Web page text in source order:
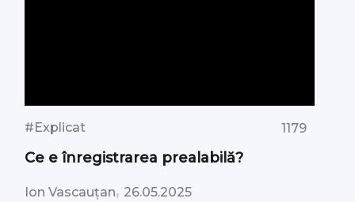
#Explicat 1179
Ce e înregistrarea prealabilă?
Ion Vascauțan, 26.05.2025